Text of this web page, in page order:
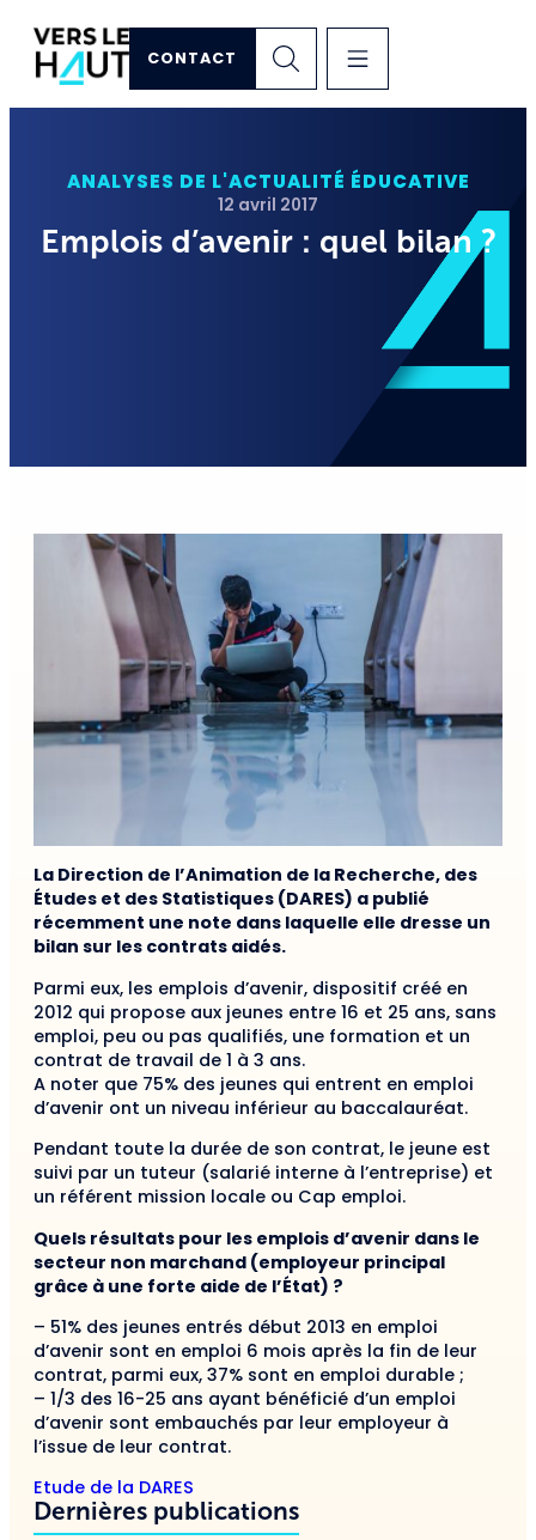
CONTACT
ANALYSES DE L'ACTUALITÉ ÉDUCATIVE
12 avril 2017
Emplois d’avenir : quel bilan ?
La Direction de l’Animation de la Recherche, des
Études et des Statistiques (DARES) a publié
récemment une note dans laquelle elle dresse un
bilan sur les contrats aidés.
Parmi eux, les emplois d’avenir, dispositif créé en
2012 qui propose aux jeunes entre 16 et 25 ans, sans
emploi, peu ou pas qualifiés, une formation et un
contrat de travail de 1 à 3 ans.
A noter que 75% des jeunes qui entrent en emploi
d’avenir ont un niveau inférieur au baccalauréat.
Pendant toute la durée de son contrat, le jeune est
suivi par un tuteur (salarié interne à l’entreprise) et
un référent mission locale ou Cap emploi.
Quels résultats pour les emplois d’avenir dans le
secteur non marchand (employeur principal
grâce à une forte aide de l’État) ?
– 51% des jeunes entrés début 2013 en emploi
d’avenir sont en emploi 6 mois après la fin de leur
contrat, parmi eux, 37% sont en emploi durable ;
– 1/3 des 16-25 ans ayant bénéficié d’un emploi
d’avenir sont embauchés par leur employeur à
l’issue de leur contrat.
Etude de la DARES
Dernières publications